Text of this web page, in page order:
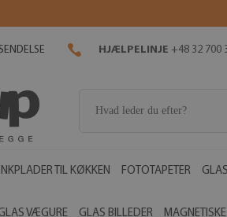
HJÆLPELINJE +48 32 700
TIL KØKKEN FOTOTAPETER
VÆGURE GLAS BILLEDER